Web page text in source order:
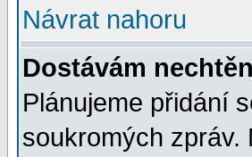
Návrat nahoru
Dostávám
Plánujeme přidání
soukromých zpráv.